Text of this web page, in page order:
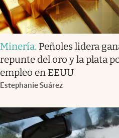
Minería. Peñoles lidera
repunte del oro y la plata
empleo en EEUU
Estephanie Suárez